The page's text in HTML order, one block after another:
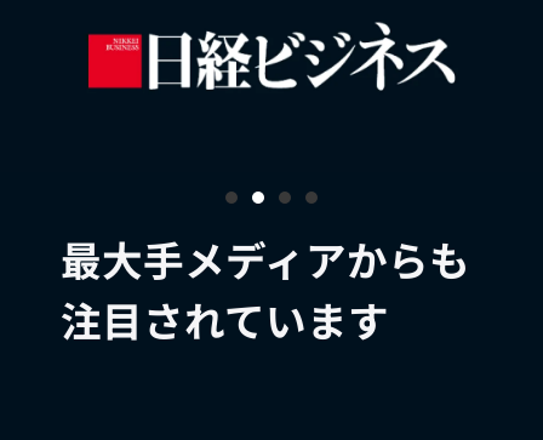
最大手メディアからも
注目されています